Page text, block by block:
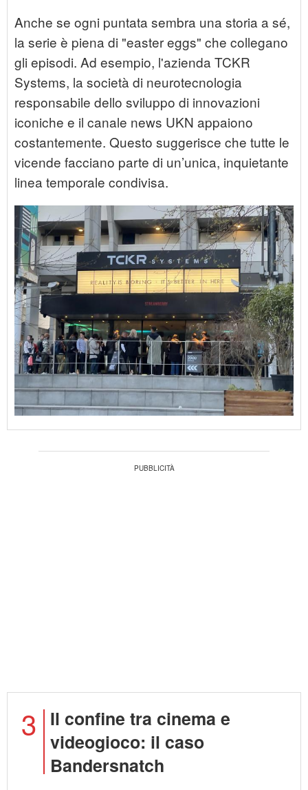
Anche se ogni puntata sembra una storia a sé,
la serie è piena di "easter eggs" che collegano
gli episodi. Ad esempio, l'azienda TCKR
Systems, la società di neurotecnologia
responsabile dello sviluppo di innovazioni
iconiche e il canale news UKN appaiono
costantemente. Questo suggerisce che tutte le
vicende facciano parte di un’unica, inquietante
linea temporale condivisa.
3
Il confine tra cinema e
videogioco: il caso
Bandersnatch